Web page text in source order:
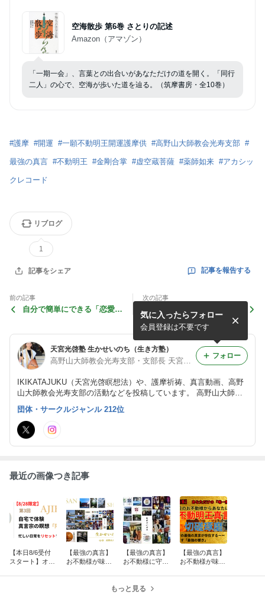
空海散歩 第6巻 さとりの記述
Amazon（アマゾン）
「一期一会」、言葉との出合いがあなただけの道を開く。「同行
二人」の心で、空海が歩いた道を辿る。（筑摩書房・全10巻）
#護摩 #開運 #一願不動明王開運護摩供 #高野山大師教会光寿支部 #
最強の真言 #不動明王 #金剛合掌 #虚空蔵菩薩 #薬師如来 #アカシッ
クレコード
リブログ
1
記事をシェア 記事を報告する
前の記事
自分で簡単にできる「恋愛成
る、巡り会える…
次の記事
【すべての願いが叶う最強の
真言】宇宙と自己との「つな
がり」に気づけば、人生は好
転する
天宮光啓塾 生かせいのち（生き方塾）
高野山大師教会光寿支部・支部長 天宮光啓
IKIKATAJUKU（天宮光啓瞑想法）や、護摩祈祷、真言動画、高野
山大師教会光寿支部の活動などを投稿しています。 高野山大師教
気に入ったらフォロー
会員登録は不要です
フォロー
団体・サークルジャンル 212位
最近の画像つき記事
【本日8/6受付
スタート】オン
【最強の真言】
お不動様が味方
【最強の真言】
お不動様に守ら
を起こす「祈り
【最強の真言】
お不動様が味方
もっと見る